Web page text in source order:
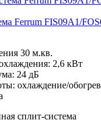
Ferrum FIS09A1/
30 м.кв.
2,6 кВт
24 дБ
охлаждение/обогрев
сплит-система